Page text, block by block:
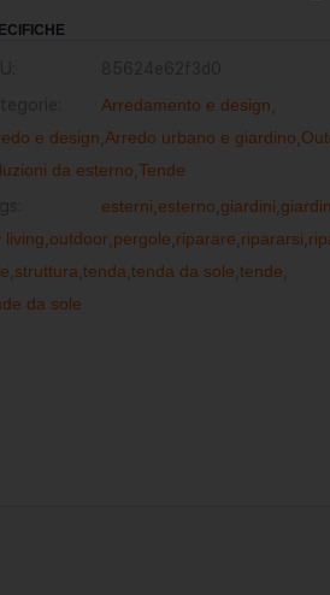
Arredamento e design
e design Arredo urbano e giardino
da esterno Tende
esterni esterno giardini
living outdoor pergole riparare ripararsi
struttura tenda tenda da sole tende
da sole